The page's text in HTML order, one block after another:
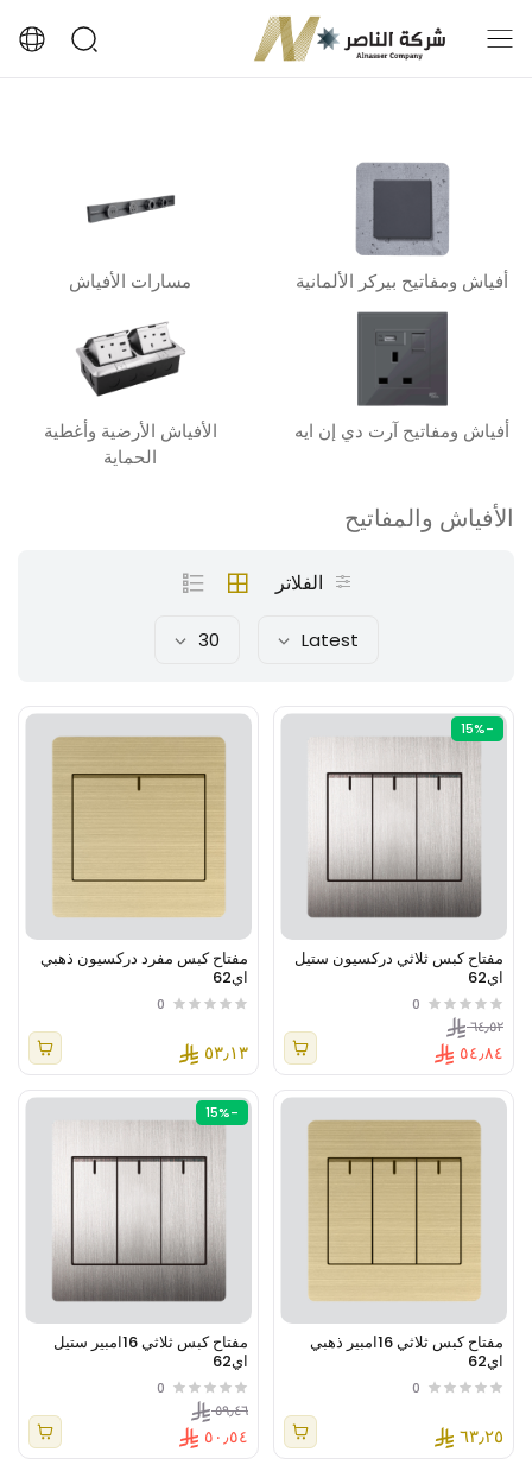
أفياش ومفاتيح بيركر الألمانية
أفياش ومفاتيح آرت دي إن ايه
مسارات الأفياش
الأفياش الأرضية وأغطية
الحماية
الأفياش والمفاتيح
الفلاتر
Latest
30
-15%
مفتاح كبس ثلاثي دركسيون ستيل
اي62
0
٥٤٫٨٤
٦٤٫٥٢
مفتاح كبس مفرد دركسيون ذهبي
اي62
0
٥٣٫١٣
مفتاح كبس ثلاثي 16امبير ذهبي
اي62
0
٦٣٫٢٥
-15%
مفتاح كبس ثلاثي 16امبير ستيل
اي62
0
٥٠٫٥٤
٥٩٫٤٦